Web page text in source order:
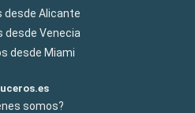
desde Alicante
desde Venecia
desde Miami
somos?